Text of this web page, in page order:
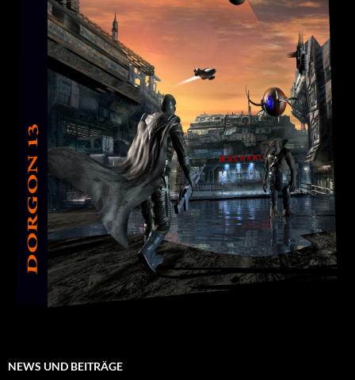
NEWS UND BEITRÄGE